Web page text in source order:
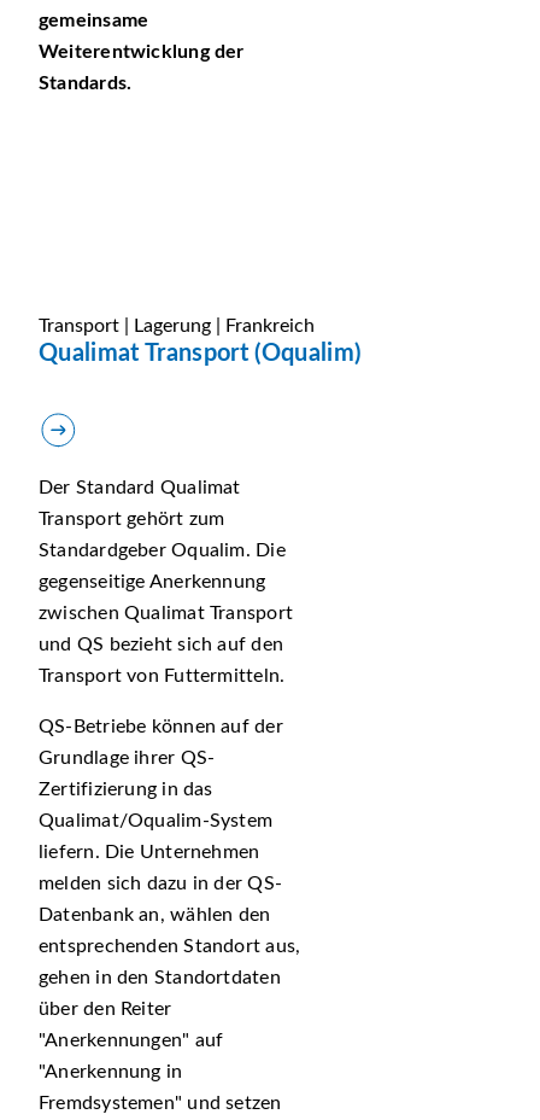
gemeinsame
Weiterentwicklung der
Standards.
Transport | Lagerung | Frankreich
Qualimat Transport (Oqualim)
Der Standard Qualimat
Transport gehört zum
Standardgeber Oqualim. Die
gegenseitige Anerkennung
zwischen Qualimat Transport
und QS bezieht sich auf den
Transport von Futtermitteln.
QS-Betriebe können auf der
Grundlage ihrer QS-
Zertifizierung in das
Qualimat/Oqualim-System
liefern. Die Unternehmen
melden sich dazu in der QS-
Datenbank an, wählen den
entsprechenden Standort aus,
gehen in den Standortdaten
über den Reiter
Anerkennungen
auf
Anerkennung in
Fremdsystemen
und setzen